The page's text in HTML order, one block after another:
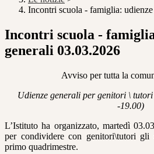
Incontri scuola - famiglia:
Incontri scuola -
generali 03.03.2026
Avviso per tutta la
Udienze generali per genitori \
-19.00)
L’Istituto ha organizzato, martedì
per condividere con genitori\tutori
primo quadrimestre.